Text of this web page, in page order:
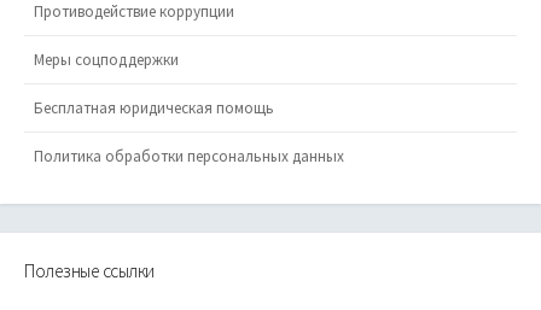
Противодействие коррупции
Меры соцподдержки
Бесплатная юридическая помощь
Политика обработки персональных данных
Полезные ссылки